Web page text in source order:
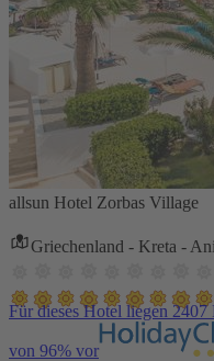
allsun Hotel Zorbas Village
Griechenland - Kreta -
Für dieses Hotel liegen
von 96% vor